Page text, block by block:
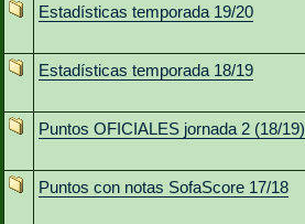
Estadísticas temporada 19/20
Estadísticas temporada 18/19
Puntos OFICIALES jornada 2 (18/19)
Puntos con notas SofaScore 17/18